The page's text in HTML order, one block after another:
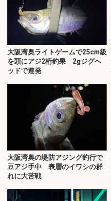
大阪湾奥ライトゲームで25cm級
を頭にアジ2桁釣果 2gジグヘ
ッドで連発
大阪湾奥の堤防アジング釣行で
豆アジ手中 表層のイワシの群
れに大苦戦